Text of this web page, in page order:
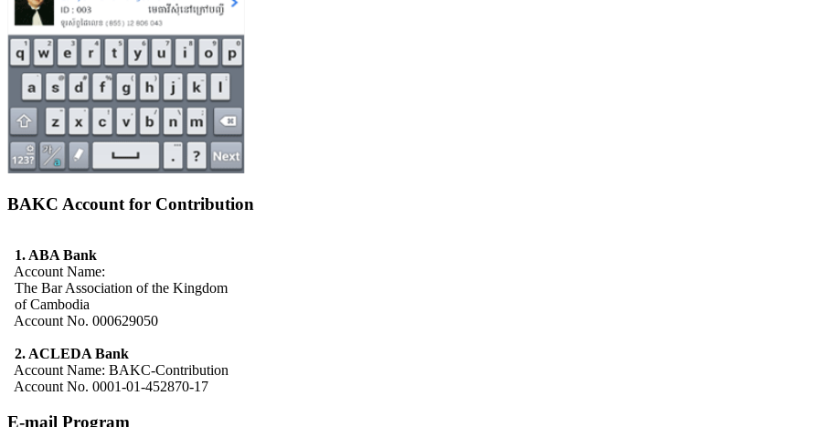
BAKC Account for Contribution
1. ABA Bank
Account Name:
The Bar Association of the Kingdom
of Cambodia
Account No. 000629050
2. ACLEDA Bank
Account Name: BAKC-Contribution
Account No. 0001-01-452870-17
E-mail Program